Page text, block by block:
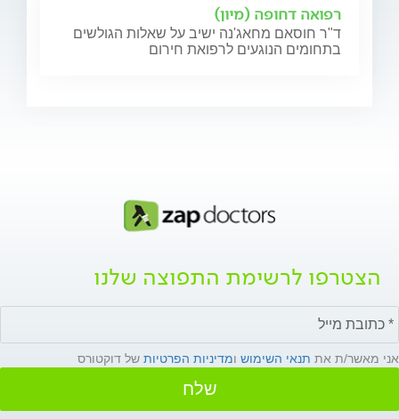
רפואה דחופה (מיון)
ד"ר חוסאם מחאג'נה ישיב על שאלות הגולשים
בתחומים הנוגעים לרפואת חירום
הצטרפו לרשימת התפוצה שלנו
אני מאשר/ת את תנאי השימוש ומדיניות הפרטיות של דוקטורס
שלח